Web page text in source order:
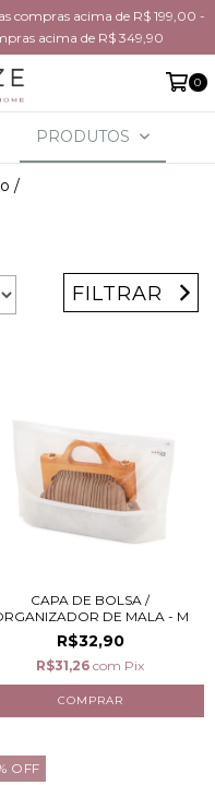
compras acima de R$ 199,00 -
acima de R$ 349,90
0
PRODUTOS
/
FILTRAR
CAPA DE BOLSA /
DE MALA - M
R$32,90
R$31,26 com Pix
OFF